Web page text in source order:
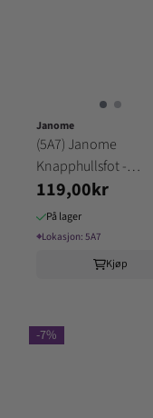
Janome
(5A7) Janome
Knapphullsfot -
gjennomsiktig plast /
Buttonhole g
119,00kr
På lager
⌖Lokasjon: 5A7
Kjøp
-7%